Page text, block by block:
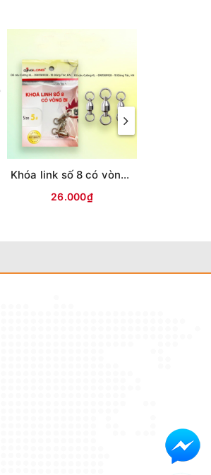
Khóa link số 8 có vòng bi QL
26.000₫